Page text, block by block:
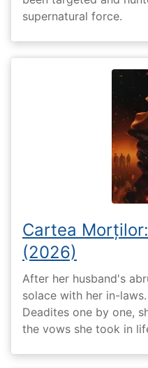
supernatural force.
Cartea
(2026)
After her husband's
solace with her in-
Deadites one by one,
the vows she took in